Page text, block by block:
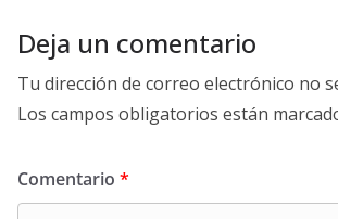
Deja un comentario
Tu dirección de correo electrónico no
Los campos obligatorios están
Comentario *